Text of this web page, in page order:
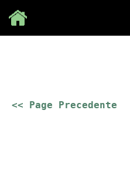
<< Page Precedente